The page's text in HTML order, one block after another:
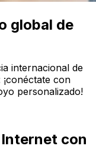
global de
internacional de
con
personalizado!
con